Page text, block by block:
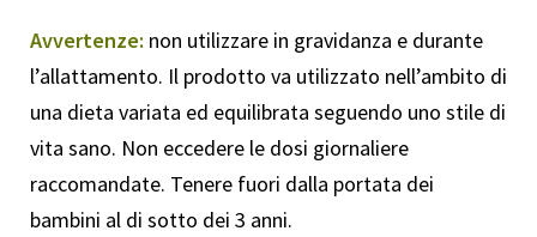
Avvertenze: non utilizzare in gravidanza e durante
l’allattamento. Il prodotto va utilizzato nell’ambito di
una dieta variata ed equilibrata seguendo uno stile di
vita sano. Non eccedere le dosi giornaliere
raccomandate. Tenere fuori dalla portata dei
bambini al di sotto dei 3 anni.